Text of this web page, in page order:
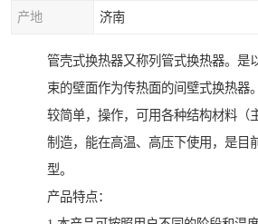
产地 济南
管壳式换热器又称列管式换热器。是
束的壁面作为传热面的间壁式换热器
较简单，操作，可用各种结构材料（
制造，能在高温、高压下使用，是目
型。
产品特点：